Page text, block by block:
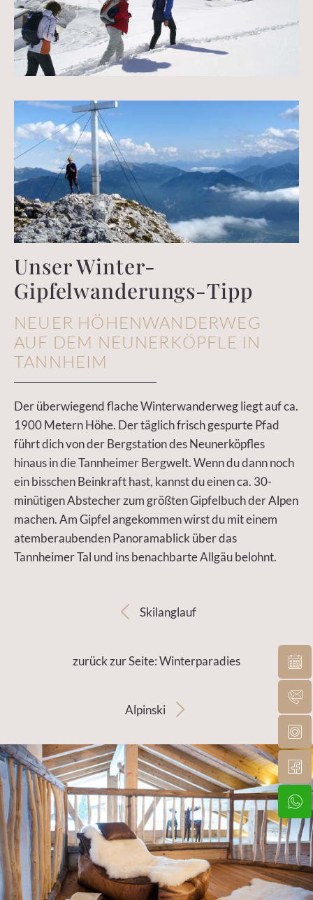
Unser Winter-
Gipfelwanderungs-Tipp
NEUER HÖHENWANDERWEG
AUF DEM NEUNERKÖPFLE IN
TANNHEIM
Der überwiegend flache Winterwanderweg liegt auf ca.
1900 Metern Höhe. Der täglich frisch gespurte Pfad
führt dich von der Bergstation des Neunerköpfles
hinaus in die Tannheimer Bergwelt. Wenn du dann noch
ein bisschen Beinkraft hast, kannst du einen ca. 30-
minütigen Abstecher zum größten Gipfelbuch der Alpen
machen. Am Gipfel angekommen wirst du mit einem
atemberaubenden Panoramablick über das
Tannheimer Tal und ins benachbarte Allgäu belohnt.
Skilanglauf
zurück zur Seite: Winterparadies
Alpinski